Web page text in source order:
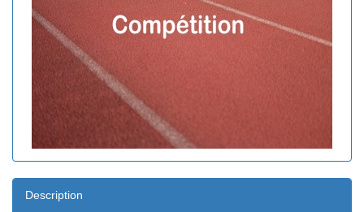
Description